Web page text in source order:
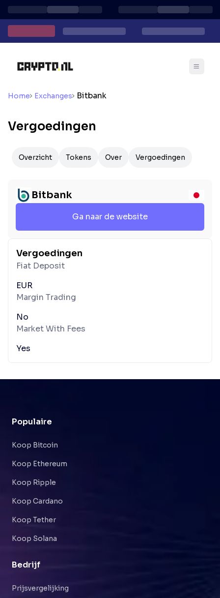
Home Exchanges Bitbank
Vergoedingen
Overzicht Tokens Over Vergoedingen
Bitbank
Ga naar de website
Vergoedingen
Fiat Deposit
EUR
Margin Trading
No
Market With Fees
Yes
Populaire
Koop Bitcoin
Koop Ethereum
Koop Ripple
Koop Cardano
Koop Tether
Koop Solana
Bedrijf
Prijsvergelijking